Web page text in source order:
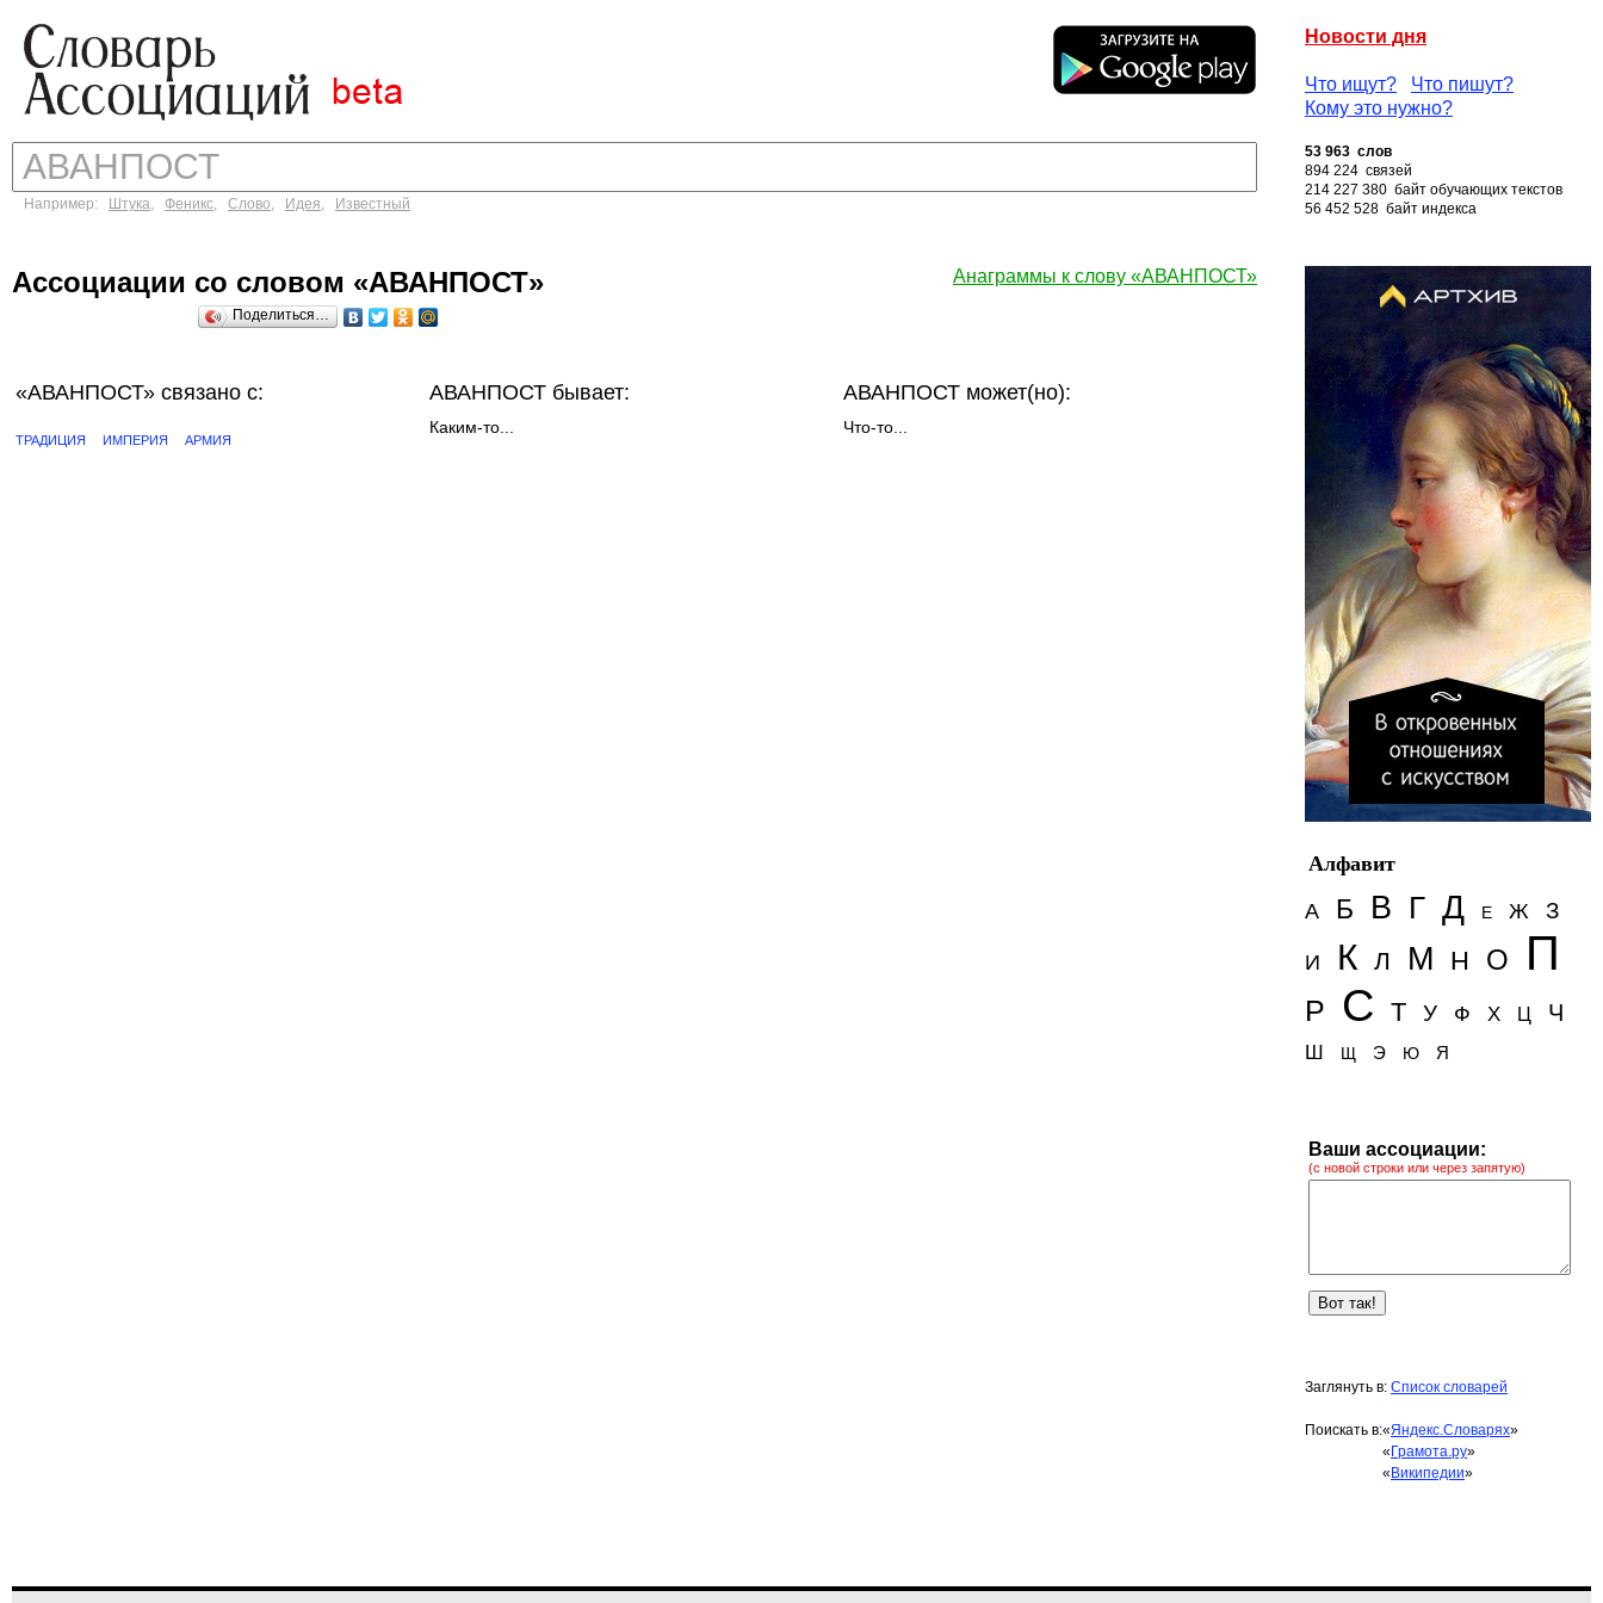
Новости дня
Что ищут?
Что пишут?
Кому это нужно?
Например: Штука, Феникс, Слово, Идея, Известный
53 963 слов
894 224 связей
214 227 380 байт обучающих текстов
56 452 528 байт индекса
Анаграммы к слову «АВАНПОСТ»
Ассоциации со словом «АВАНПОСТ»
Поделиться…
«АВАНПОСТ» связано с:
ТРАДИЦИЯ ИМПЕРИЯ АРМИЯ
АВАНПОСТ бывает:
Каким-то...
АВАНПОСТ может(но):
Что-то...
Алфавит
А
Б В Г Д Е Ж З
И К Л М Н О П
Р С Т У Ф Х Ц Ч
Ш Щ Э Ю Я
Ваши ассоциации:
(с новой строки или через запятую)
Заглянуть в: Список словарей
Поискать в:«Яндекс.Словарях»
« Грамота.ру»
« Википедии»